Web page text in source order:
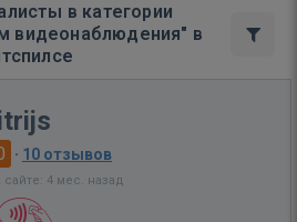
в категории
видеонаблюдения" в
· 10 отзывов
4 мес. назад